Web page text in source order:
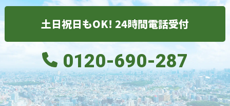
土日祝日もOK! 24時間電話受付
0120-690-287